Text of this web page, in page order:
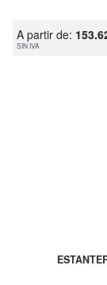
A partir de:
SIN IVA